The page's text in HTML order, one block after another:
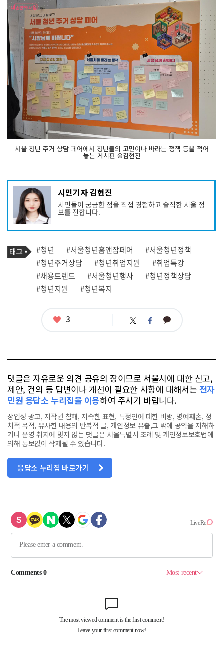
서울 청년 주거 상담 페어에서 청년들의 고민이나 바라는 정책 등을 적어
놓는 게시판 ©김현진
기
작
성
자
프
필
시민기자 김현진
시민들이 궁금한 점을 직접 경험하고 솔직한 서울 정
보를 전합니다.
기
사
관
련
태
그
태
그
#청년 #서울청년홈앤잡페어
#서울청년정책
#청년주거상담
#청년취업지원
#취업특강
#채용트렌드
#서울청년행사
#청년정책상담
#청년지원
#청년복지
좋
3 트 페 카
댓글은 자유로운 의견 공유의 장이므로 서울시에 대한 신고,
제안, 건의 등 답변이나 개선이 필요한 사항에 대해서는 전자
민원 응답소 누리집을 이용하여 주시기 바랍니다.
상업성 광고, 저작권 침해, 저속한 표현, 특정인에 대한 비방, 명예훼손, 정
치적 목적, 유사한 내용의 반복적 글, 개인정보 유출,그 밖에 공익을 저해하
거나 운영 취지에 맞지 않는 댓글은 서울특별시 조례 및 개인정보보호법에
의해 통보없이 삭제될 수 있습니다.
응답소 누리집 바로가기